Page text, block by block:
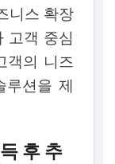
니스 확장
고객 중심
객의 니즈
루션을 제
후 추